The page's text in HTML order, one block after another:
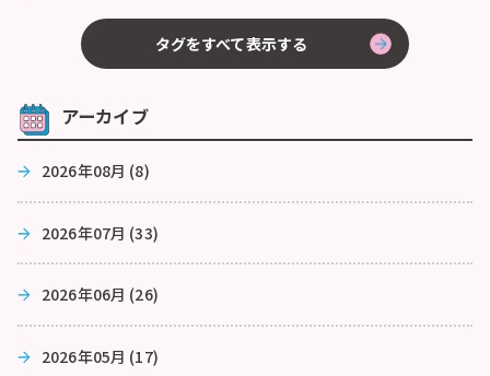
タグをすべて表示する
アーカイブ
2026年08月 (8)
2026年07月 (33)
2026年06月 (26)
2026年05月 (17)